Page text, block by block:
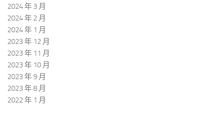
2024 年 3 月
2024 年 2 月
2024 年 1 月
2023 年 12 月
2023 年 11 月
2023 年 10 月
2023 年 9 月
2023 年 8 月
2022 年 1 月